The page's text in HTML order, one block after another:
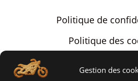
Gestion des
Politique de
Politique des